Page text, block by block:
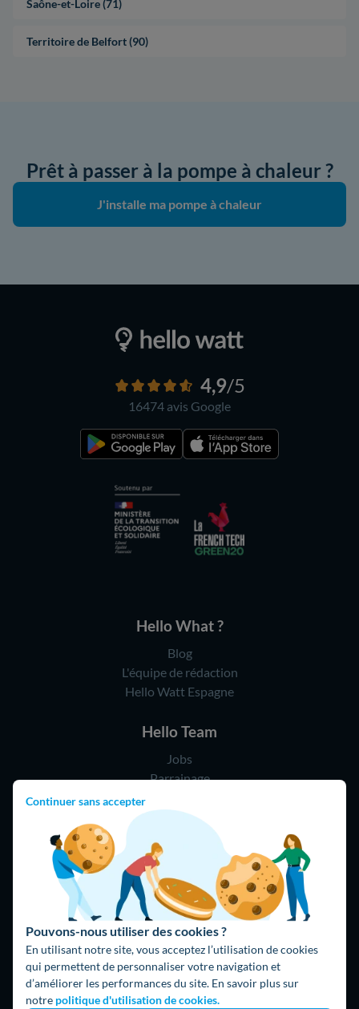
Continuer sans accepter
Pouvons-nous utiliser des cookies ?
En utilisant notre site, vous acceptez l’utilisation de cookies
qui permettent de personnaliser votre navigation et
d’améliorer les performances du site. En savoir plus sur
notre politique d'utilisation de cookies.
Saône-et-Loire (71)
Territoire de Belfort (90)
Prêt à passer à la pompe à chaleur ?
J'installe ma pompe à chaleur
4,9/5
16474 avis Google
Hello What ?
Blog
L'équipe de rédaction
Hello Watt Espagne
Hello Team
Jobs
Parrainage
Rejoindre notre réseau d'artisans
09 75 18 60 60
(8h-21h)
75018 Paris